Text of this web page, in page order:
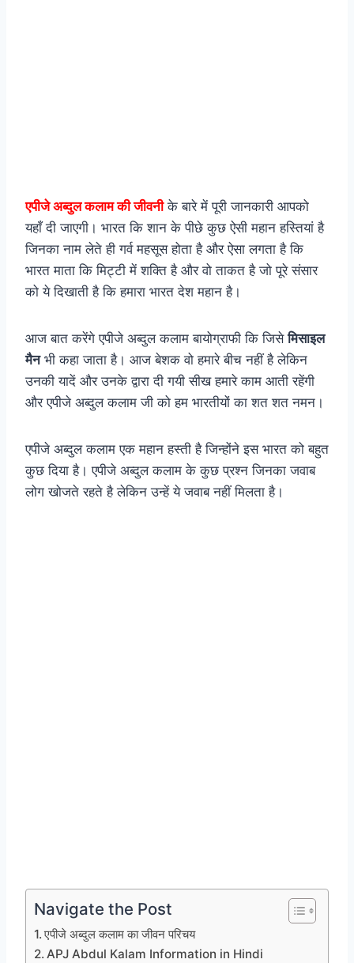
एपीजे अब्दुल कलाम की जीवनीके बारे में पूरी जानकारी आपको
यहाँ दी जाएगी। भारत कि शान के पीछे कुछ ऐसी महान हस्तियां है
जिनका नाम लेते ही गर्व महसूस होता है और ऐसा लगता है कि
भारत माता कि मिट्टी में शक्ति है और वो ताकत है जो पूरे संसार
को ये दिखाती है कि हमारा भारत देश महान है।
आज बात करेंगे एपीजे अब्दुल कलाम बायोग्राफी कि जिसेमिसाइल
मैनभी कहा जाता है। आज बेशक वो हमारे बीच नहीं है लेकिन
उनकी यादें और उनके द्वारा दी गयी सीख हमारे काम आती रहेंगी
और एपीजे अब्दुल कलाम जी को हम भारतीयों का शत शत नमन।
एपीजे अब्दुल कलाम एक महान हस्ती है जिन्होंने इस भारत को बहुत
कुछ दिया है। एपीजे अब्दुल कलाम के कुछ प्रश्न जिनका जवाब
लोग खोजते रहते है लेकिन उन्हें ये जवाब नहीं मिलता है।
Navigate the Post
एपीजे अब्दुल कलाम का जीवन परिचय
APJ Abdul Kalam Information in Hindi